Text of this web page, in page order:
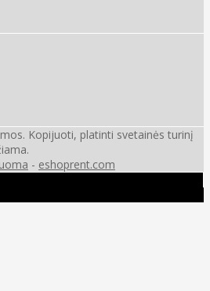
Kopijuoti, platinti svetainės turinį
- eshoprent.com